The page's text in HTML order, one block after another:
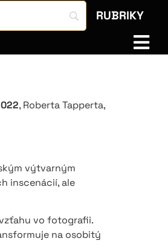
RUBRIKY
, Roberta Tapperta,
výtvarným
inscenácií, ale
vo fotografii.
na osobitý